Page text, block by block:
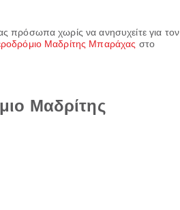
πρόσωπα χωρίς να ανησυχείτε για τον
Μαδρίτης Μπαράχας στο
Μαδρίτης